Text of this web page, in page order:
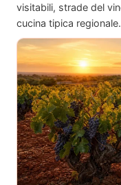
visitabili, strade del
cucina tipica regionale.